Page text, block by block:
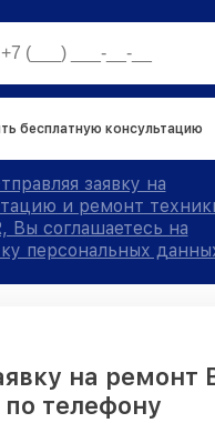
бесплатную консультацию
заявку на
и ремонт
Вы соглашаетесь на
персональных
на ремонт
телефону